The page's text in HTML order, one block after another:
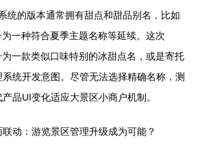
统的版本通常拥有甜点和甜品别名，比如
一种符合夏季主题名称等延续。这次
一款类似口味特别的冰甜点名，或是寄托
统开发意图。尽管无法选择精确名称，测
品UI变化适应大景区小商户机制。
动：游览景区管理升级成为可能？